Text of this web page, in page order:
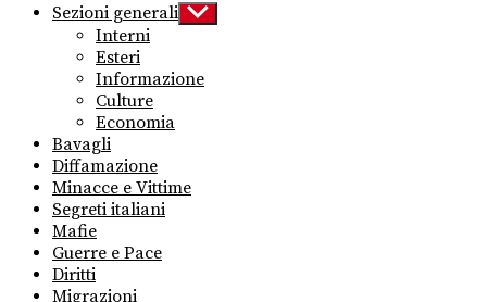
Sezioni generali Show
sub
Interni
Esteri
Informazione
Culture
Economia
Bavagli
Diffamazione
Minacce e Vittime
Segreti italiani
Mafie
Guerre e Pace
Diritti
Migrazioni